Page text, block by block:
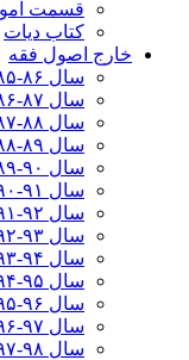
قسمت اموال
کتاب دیات
خارج اصول فقه
سال ۸۶-۱۳۸۵
سال ۸۷-۱۳۸۶
سال ۸۸-۱۳۸۷
سال ۸۹-۱۳۸۸
سال ۹۰-۱۳۸۹
سال ۹۱-۱۳۹۰
سال ۹۲-۱۳۹۱
سال ۹۳-۱۳۹۲
سال ۹۴-۱۳۹۳
سال ۹۵-۱۳۹۴
سال ۹۶-۱۳۹۵
سال ۹۷-۱۳۹۶
سال ۹۸-۱۳۹۷